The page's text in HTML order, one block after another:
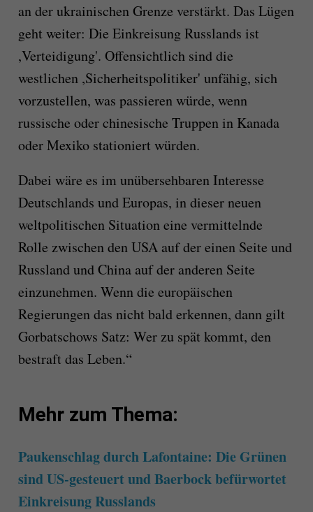
an der ukrainischen Grenze verstärkt. Das Lügen
geht weiter: Die Einkreisung Russlands ist
,Verteidigung'. Offensichtlich sind die
westlichen ,Sicherheitspolitiker' unfähig, sich
vorzustellen, was passieren würde, wenn
russische oder chinesische Truppen in Kanada
oder Mexiko stationiert würden.
Dabei wäre es im unübersehbaren Interesse
Deutschlands und Europas, in dieser neuen
weltpolitischen Situation eine vermittelnde
Rolle zwischen den USA auf der einen Seite und
Russland und China auf der anderen Seite
einzunehmen. Wenn die europäischen
Regierungen das nicht bald erkennen, dann gilt
Gorbatschows Satz: Wer zu spät kommt, den
bestraft das Leben.“
Mehr zum Thema:
Paukenschlag durch Lafontaine: Die Grünen
sind US-gesteuert und Baerbock befürwortet
Einkreisung Russlands